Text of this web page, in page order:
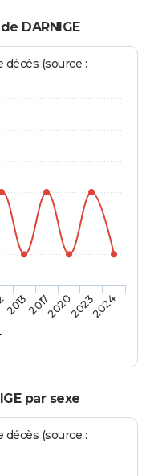
DARNIGE
(source :
20132017202020232024
par sexe
(source :